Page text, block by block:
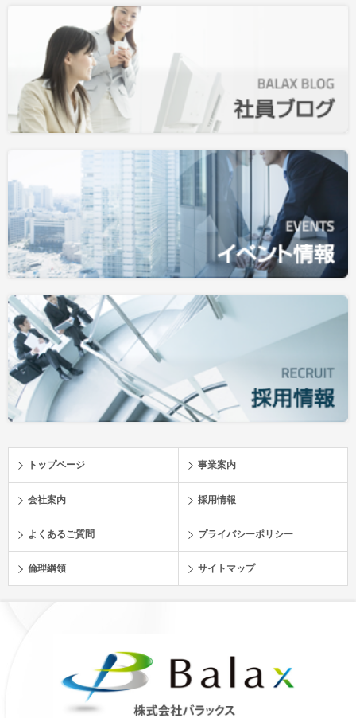
トップページ 事業案内
会社案内 採用情報
よくあるご質問 プライバシーポリシー
倫理綱領 サイトマップ